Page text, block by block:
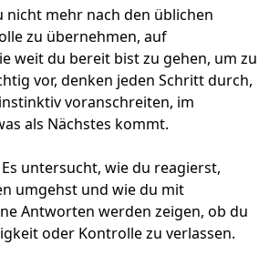
nicht mehr nach den üblichen
zu übernehmen, auf
weit du bereit bist zu gehen, um zu
vor, denken jeden Schritt durch,
voranschreiten, im
als Nächstes kommt.
untersucht, wie du reagierst,
umgehst und wie du mit
Antworten werden zeigen, ob du
oder Kontrolle zu verlassen.